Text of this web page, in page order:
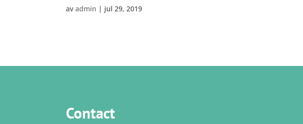
avadmin | jul 29, 2019
Contact